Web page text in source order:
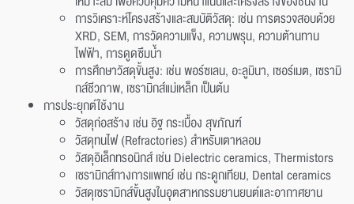
การวิเคราะห์โครงสร้างและสมบัติวัสดุ: เช่น การตรวจสอบด้วย
XRD, SEM, การวัดความแข็ง, ความพรุน, ความต้านทาน
ไฟฟ้า, การดูดซึมน้ำ
การศึกษาวัสดุขั้นสูง: เช่น พอร์ซเลน, อะลูมินา, เซอร์เมต, เซรามิ
กส์ชีวภาพ, เซรามิกส์แม่เหล็ก เป็นต้น
การประยุกต์ใช้งาน
วัสดุก่อสร้าง เช่น อิฐ กระเบื้อง สุขภัณฑ์
วัสดุทนไฟ (Refractories) สำหรับเตาหลอม
วัสดุอิเล็กทรอนิกส์ เช่น Dielectric ceramics, Thermistors
เซรามิกส์ทางการแพทย์ เช่น กระดูกเทียม, Dental ceramics
วัสดุเซรามิกส์ขั้นสูงในอุตสาหกรรมยานยนต์และอากาศยาน